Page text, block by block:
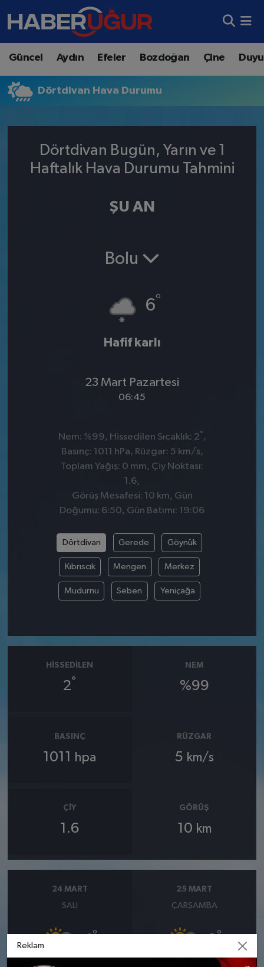
Güncel Aydın Efeler Bozdoğan Çine
Dörtdivan Hava Durumu
Dörtdivan Bugün, Yarın ve 1
Haftalık Hava Durumu Tahmini
ŞU AN
Bolu
6°
Hafif karlı
23 Mart Pazartesi
06:45
Nem: %99, Hissedilen Sıcaklık: 2° ,
Basınç: 1011 hPa, Rüzgar: 5 km/s,
Toplam Yağış: 0 mm, Çiy Noktası:
1.6,
Görüş Mesafesi: 10 km, Gün
Doğumu: 6:50, Gün Batımı: 19:06
Dörtdivan Gerede Göynük
Kıbrıscık Mengen Merkez
Mudurnu Seben Yeniçağa
HISSEDILEN
2°
NEM
%99
BASINÇ
1011 hpa
RÜZGAR
5 km/s
ÇIY
1.6
GÖRÜŞ
10 km
24 MART
SALI
°
25 MART
ÇARŞAMBA
°
Aydın Nöbetçi Eczaneler
Aydın Hava Durumu
Süper Lig Puan Durumu ve Fikstür
Reklam